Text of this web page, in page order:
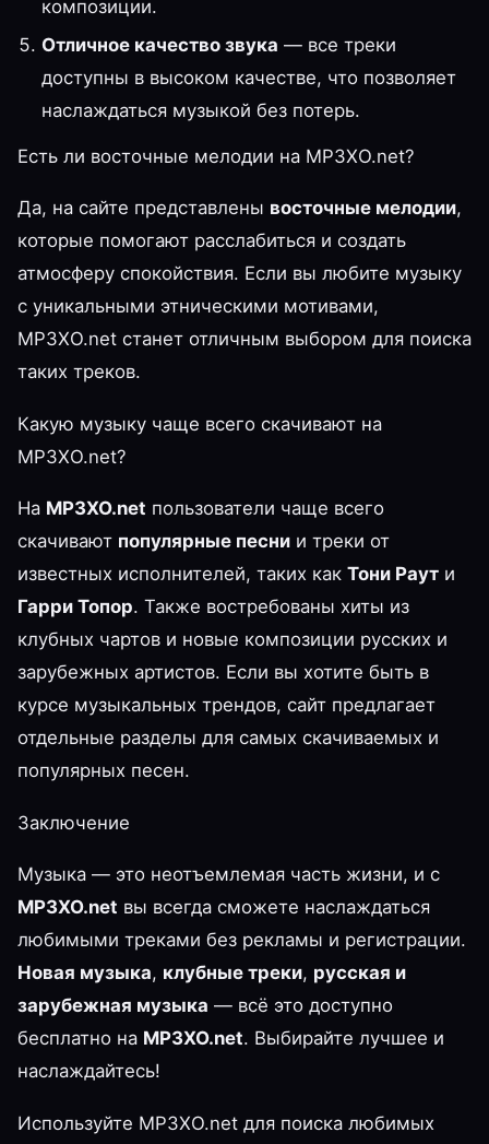
композиции.
Отличное качество звука — все треки
доступны в высоком качестве, что позволяет
наслаждаться музыкой без потерь.
Есть ли восточные мелодии на MP3XO.net?
Да, на сайте представлены восточные мелодии,
которые помогают расслабиться и создать
атмосферу спокойствия. Если вы любите музыку
с уникальными этническими мотивами,
MP3XO.net станет отличным выбором для поиска
таких треков.
Какую музыку чаще всего скачивают на
MP3XO.net?
На MP3XO.net пользователи чаще всего
скачивают популярные песни и треки от
известных исполнителей, таких как Тони Раут и
Гарри Топор. Также востребованы хиты из
клубных чартов и новые композиции русских и
зарубежных артистов. Если вы хотите быть в
курсе музыкальных трендов, сайт предлагает
отдельные разделы для самых скачиваемых и
популярных песен.
Заключение
Музыка — это неотъемлемая часть жизни, и с
MP3XO.net вы всегда сможете наслаждаться
любимыми треками без рекламы и регистрации.
Новая музыка, клубные треки, русская и
зарубежная музыка — всё это доступно
бесплатно на MP3XO.net. Выбирайте лучшее и
наслаждайтесь!
Используйте MP3XO.net для поиска любимых